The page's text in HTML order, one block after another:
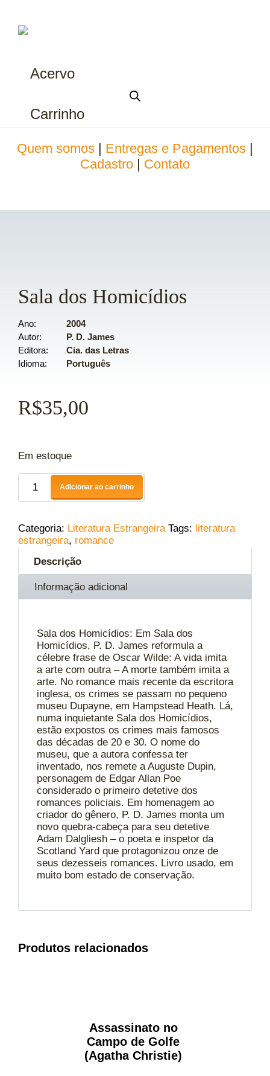
Acervo
Carrinho
Quem somos Entregas e Pagamentos
Cadastro
Contato
Sala dos Homicídios
Ano
2004
Autor
P. D. James
Editora
Cia. das Letras
Idioma
Português
R$35,00
Em estoque
Adicionar ao carrinho
Categoria: Literatura Estrangeira Tags: literatura
estrangeira, romance
Descrição
Informação adicional
Sala dos Homicídios: Em Sala dos
Homicídios, P. D. James reformula a
célebre frase de Oscar Wilde: A vida imita
a arte com outra – A morte também imita a
arte. No romance mais recente da escritora
inglesa, os crimes se passam no pequeno
museu Dupayne, em Hampstead Heath. Lá,
numa inquietante Sala dos Homicídios,
estão expostos os crimes mais famosos
das décadas de 20 e 30. O nome do
museu, que a autora confessa ter
inventado, nos remete a Auguste Dupin,
personagem de Edgar Allan Poe
considerado o primeiro detetive dos
romances policiais. Em homenagem ao
criador do gênero, P. D. James monta um
novo quebra-cabeça para seu detetive
Adam Dalgliesh – o poeta e inspetor da
Scotland Yard que protagonizou onze de
seus dezesseis romances. Livro usado, em
muito bom estado de conservação.
Produtos relacionados
Assassinato no
Campo de Golfe
(Agatha Christie)